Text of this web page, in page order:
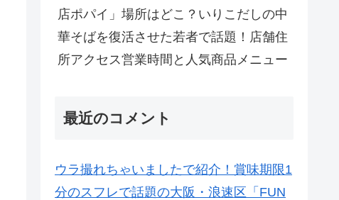
店ポパイ」場所はどこ？いりこだしの中
華そばを復活させた若者で話題！店舗住
所アクセス営業時間と人気商品メニュー
最近のコメント
ウラ撮れちゃいましたで紹介！賞味期限1
分のスフレで話題の大阪・浪速区「FUN